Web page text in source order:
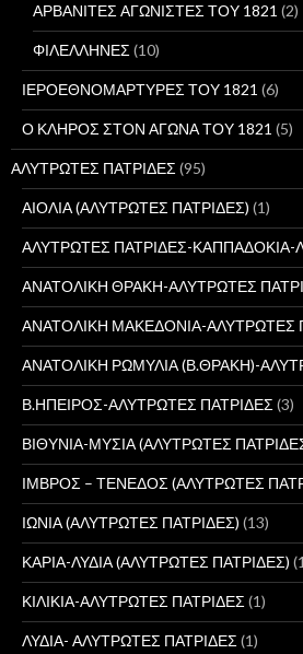
ΑΡΒΑΝΙΤΕΣ ΑΓΩΝΙΣΤΕΣ ΤΟΥ 1821 (2)
ΦΙΛΕΛΛΗΝΕΣ (10)
ΙΕΡΟΕΘΝΟΜΑΡΤΥΡΕΣ ΤΟΥ 1821 (6)
Ο ΚΛΗΡΟΣ ΣΤΟΝ ΑΓΩΝΑ ΤΟΥ 1821 (5)
ΑΛΥΤΡΩΤΕΣ ΠΑΤΡΙΔΕΣ (95)
ΑΙΟΛΙΑ (ΑΛΥΤΡΩΤΕΣ ΠΑΤΡΙΔΕΣ) (1)
ΑΛΥΤΡΩΤΕΣ ΠΑΤΡΙΔΕΣ-ΚΑΠΠΑΔΟΚΙΑ-
ΑΝΑΤΟΛΙΚΗ ΘΡΑΚΗ-ΑΛΥΤΡΩΤΕΣ
ΑΝΑΤΟΛΙΚΗ ΜΑΚΕΔΟΝΙΑ-ΑΛΥΤΡΩΤΕΣ
ΑΝΑΤΟΛΙΚΗ ΡΩΜΥΛΙΑ (Β.ΘΡΑΚΗ)-
Β.ΗΠΕΙΡΟΣ-ΑΛΥΤΡΩΤΕΣ ΠΑΤΡΙΔΕΣ (3)
ΒΙΘΥΝΙΑ-ΜΥΣΙΑ (ΑΛΥΤΡΩΤΕΣ
ΙΜΒΡΟΣ – ΤΕΝΕΔΟΣ (ΑΛΥΤΡΩΤΕΣ
ΙΩΝΙΑ (ΑΛΥΤΡΩΤΕΣ ΠΑΤΡΙΔΕΣ) (13)
ΚΑΡΙΑ-ΛΥΔΙΑ (ΑΛΥΤΡΩΤΕΣ ΠΑΤΡΙΔΕΣ)
ΚΙΛΙΚΙΑ-ΑΛΥΤΡΩΤΕΣ ΠΑΤΡΙΔΕΣ (1)
ΛΥΔΙΑ- ΑΛΥΤΡΩΤΕΣ ΠΑΤΡΙΔΕΣ (1)